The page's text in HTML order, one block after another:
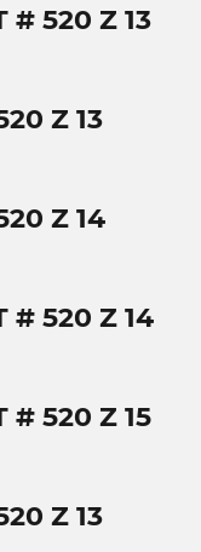
# 520 Z 13
Z 13
Z 14
# 520 Z 14
# 520 Z 15
Z 13